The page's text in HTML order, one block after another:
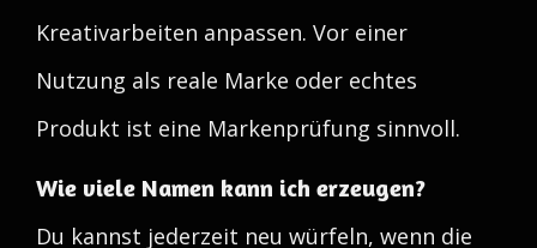
Kreativarbeiten anpassen. Vor einer
Nutzung als reale Marke oder echtes
Produkt ist eine Markenprüfung sinnvoll.
Wie viele Namen kann ich erzeugen?
Du kannst jederzeit neu würfeln, wenn die